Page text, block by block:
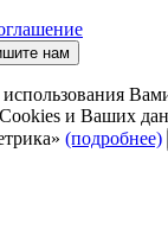
нам
использования
и Ваших
(подробнее)